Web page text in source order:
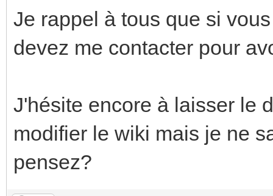
Je rappel à tous que si
devez me contacter pour
J'hésite encore à laisser le
modifier le wiki mais je ne
pensez?